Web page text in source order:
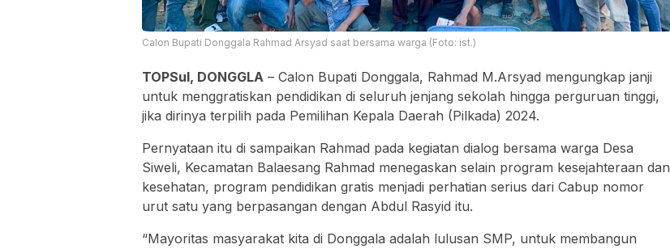
Calon Bupati Donggala Rahmad Arsyad saat bersama warga (Foto: ist.)
TOPSul, DONGGLA – Calon Bupati Donggala, Rahmad M.Arsyad mengungkap janji
untuk menggratiskan pendidikan di seluruh jenjang sekolah hingga perguruan tinggi,
jika dirinya terpilih pada Pemilihan Kepala Daerah (Pilkada) 2024.
Pernyataan itu di sampaikan Rahmad pada kegiatan dialog bersama warga Desa
Siweli, Kecamatan Balaesang Rahmad menegaskan selain program kesejahteraan dan
kesehatan, program pendidikan gratis menjadi perhatian serius dari Cabup nomor
urut satu yang berpasangan dengan Abdul Rasyid itu.
“Mayoritas masyarakat kita di Donggala adalah lulusan SMP, untuk membangun